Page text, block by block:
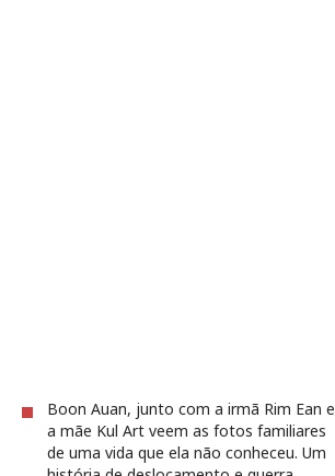
Boon Auan, junto com a irmã Rim Ean e
a mãe Kul Art veem as fotos familiares
de uma vida que ela não conheceu. Um